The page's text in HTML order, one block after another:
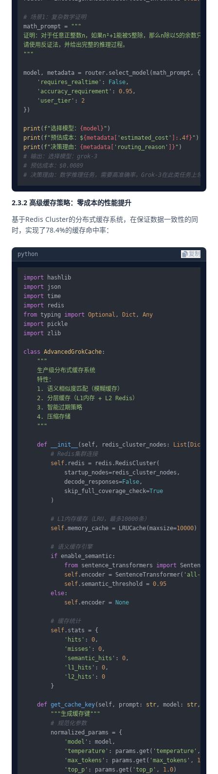
# 场景1：复杂数学证明
math_prompt =
"""
证明：对于任意正整数n，如果n²+1能被5整除，那么n除以5的余数只能是
请使用反证法，并给出完整的推理过程。
"""
model, metadata = router.select_model(math_prompt, {
'requires_realtime' : False ,
'accuracy_requirement' : 0.95 ,
'user_tier' : 2
})
print ( f"选择模型： {model} "
print ( f"预估成本：${metadata[ 'estimated_cost' ]: .4f} "
print ( f"决策理由： {metadata[ 'routing_reason' ]} "
# 输出：选择模型：grok-3
# 预估成本：$0.0089
# 决策理由：数学推理任务，需要高准确率，Grok-3在此类任务上领先
2.3.2 高级缓存策略：零成本的性能提升
基于Redis Cluster的分布式缓存系统，在保证数据一致性的同
时，实现了78.4%的缓存命中率：
python 复制
import
import
import
import
from typing import Optional , Dict , Any
import
import zlib
class AdvancedGrokCache :
"""
    生产级分布式缓存系统
    特性：
    1. 语义相似度匹配（模糊缓存）
    2. 分层缓存（L1内存 + L2 Redis）
    3. 智能过期策略
    4. 压缩存储
    """
def __init__ ( self, redis_cluster_nodes: List [Dict
# Redis集群连接
self .redis = redis.RedisCluster(
            startup_nodes=redis_cluster_nodes,
            decode_responses=
False ,
            skip_full_coverage_check=
True
        )
# L1内存缓存（LRU，最多10000条）
self .memory_cache = LRUCache(maxsize=10000)
# 语义缓存引擎
if enable_semantic:
from sentence_transformers import
self .encoder = SentenceTransformer( 'all-
self .semantic_threshold = 0.95
else :
self .encoder = None
# 缓存统计
self .stats = {
'hits' : 0 ,
'misses' : 0 ,
'semantic_hits' : 0 ,
'l1_hits' : 0 ,
'l2_hits' : 0
        }
def get_cache_key( self, prompt: str , model: str ,
"""生成缓存键"""
# 规范化参数
        normalized_params = {
'model' : model,
'temperature' : params.get( 'temperature' ,
'max_tokens' : params.get( 'max_tokens' , 1000
'top_p' : params.get( 'top_p' , 1.0)